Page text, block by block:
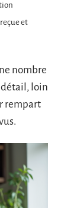
et
nombre
détail, loin
rempart